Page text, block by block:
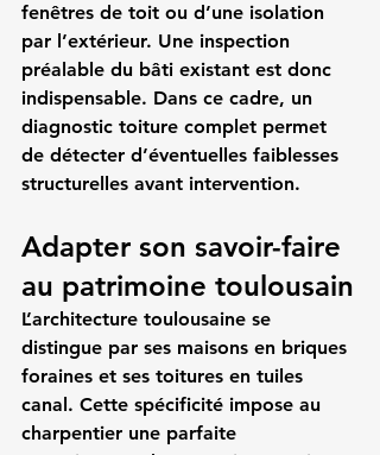
fenêtres de toit ou d’une isolation
par l’extérieur. Une inspection
préalable du bâti existant est donc
indispensable. Dans ce cadre, un
diagnostic toiture complet permet
de détecter d’éventuelles faiblesses
structurelles avant intervention.
Adapter son savoir-faire
au patrimoine toulousain
L’architecture toulousaine se
distingue par ses maisons en briques
foraines et ses toitures en tuiles
canal. Cette spécificité impose au
charpentier une parfaite